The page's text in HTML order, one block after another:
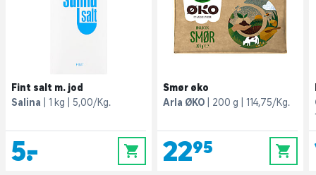
Fint salt m. jod
Salina
1 kg 5,00/Kg.
5,- 0
Smør øko
Arla ØKO
200 g 114,75/Kg.
22,95 0